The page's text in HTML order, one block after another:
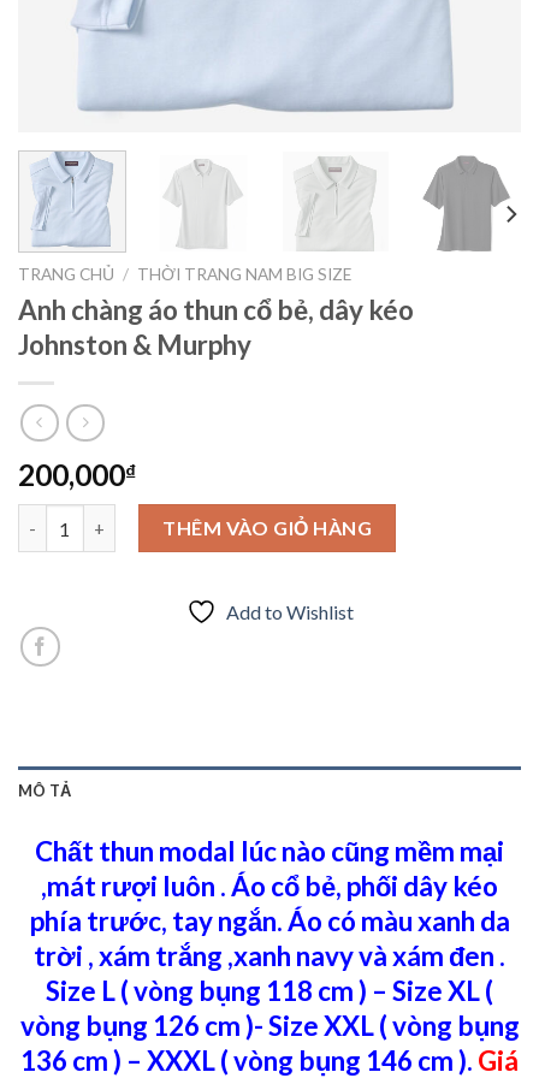
TRANG CHỦ / THỜI TRANG NAM BIG SIZE
Anh chàng áo thun cổ bẻ, dây kéo
Johnston & Murphy
200,000₫
Anh chàng áo thun cổ bẻ, dây kéo Johnston & Murphy số lượng
THÊM VÀO GIỎ HÀNG
Add to Wishlist
MÔ TẢ
Chất thun modal lúc nào cũng mềm mại
,mát rượi luôn . Áo cổ bẻ, phối dây kéo
phía trước, tay ngắn. Áo có màu xanh da
trời , xám trắng ,xanh navy và xám đen .
Size L ( vòng bụng 118 cm ) – Size XL (
vòng bụng 126 cm )-Size XXL ( vòng bụng
136 cm ) – XXXL ( vòng bụng 146 cm ). Giá